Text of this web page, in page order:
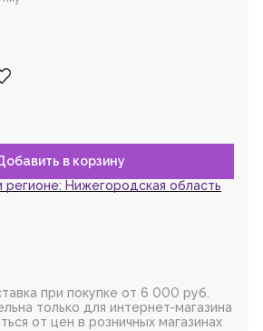
регионе: Нижегородская область
при покупке от 6 000 руб.
только для интернет-магазина
от цен в розничных магазинах